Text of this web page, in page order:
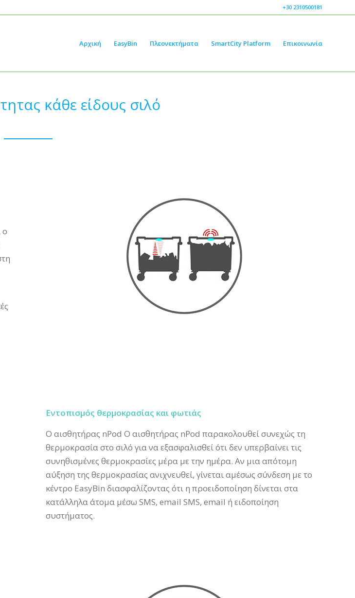
+30 2310500181
Αρχική EasyBin Πλεονεκτήματα SmartCity Platform Επικοινωνία
κάθε είδους σιλό
ο
Εντοπισμός θερμοκρασίας και φωτιάς
Ο αισθητήρας nPod Ο αισθητήρας nPod παρακολουθεί συνεχώς τη
θερμοκρασία στο σιλό για να εξασφαλισθεί ότι δεν υπερβαίνει τις
συνηθισμένες θερμοκρασίες μέρα με την ημέρα. Αν μια απότομη
αύξηση της θερμοκρασίας ανιχνευθεί, γίνεται αμέσως σύνδεση με το
κέντρο EasyBin διασφαλίζοντας ότι η προειδοποίηση δίνεται στα
κατάλληλα άτομα μέσω SMS, emailSMS,email ή ειδοποίηση
συστήματος.